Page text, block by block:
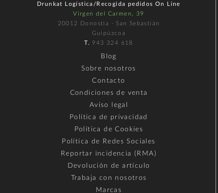
Drunkat Logística/Recogida pedidos On Line
Virgen del Carmen, 39
20012 Donostia - San Sebastián
Guipúzcoa
T. 943 324 618
Blog
Sobre nosotros
Contacto
Condiciones de venta
Aviso legal
Política de privacidad
Política de Cookies
Política de Redes Sociales
Reportar incidencia (RMA)
Devolución de artículo
Trabaja con nosotros
Marcas